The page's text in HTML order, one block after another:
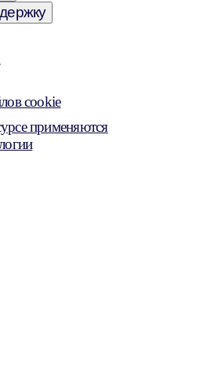
cookie
применяются